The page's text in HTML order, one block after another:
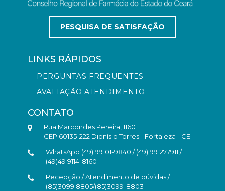
PESQUISA DE SATISFAÇÃO
LINKS RÁPIDOS
PERGUNTAS FREQUENTES
AVALIAÇÃO ATENDIMENTO
CONTATO
Rua Marcondes Pereira, 1160
CEP 60135-222 Dionísio Torres - Fortaleza - CE
WhatsApp (49) 99101-9840 / (49) 991277911 /
(49)49 9114-8160
Recepção / Atendimento de dúvidas /
(85)3099.8805/(85)3099-8803